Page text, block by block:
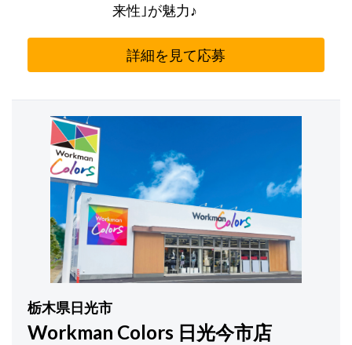
来性｣が魅力♪
詳細を見て応募
栃木県日光市
Workman Colors 日光今市店